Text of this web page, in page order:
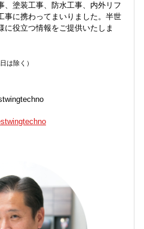
、塗装工事、防水工事、内外リフ
事に携わってまいりました。半世
役立つ情報をご提供いたしま
は除く）